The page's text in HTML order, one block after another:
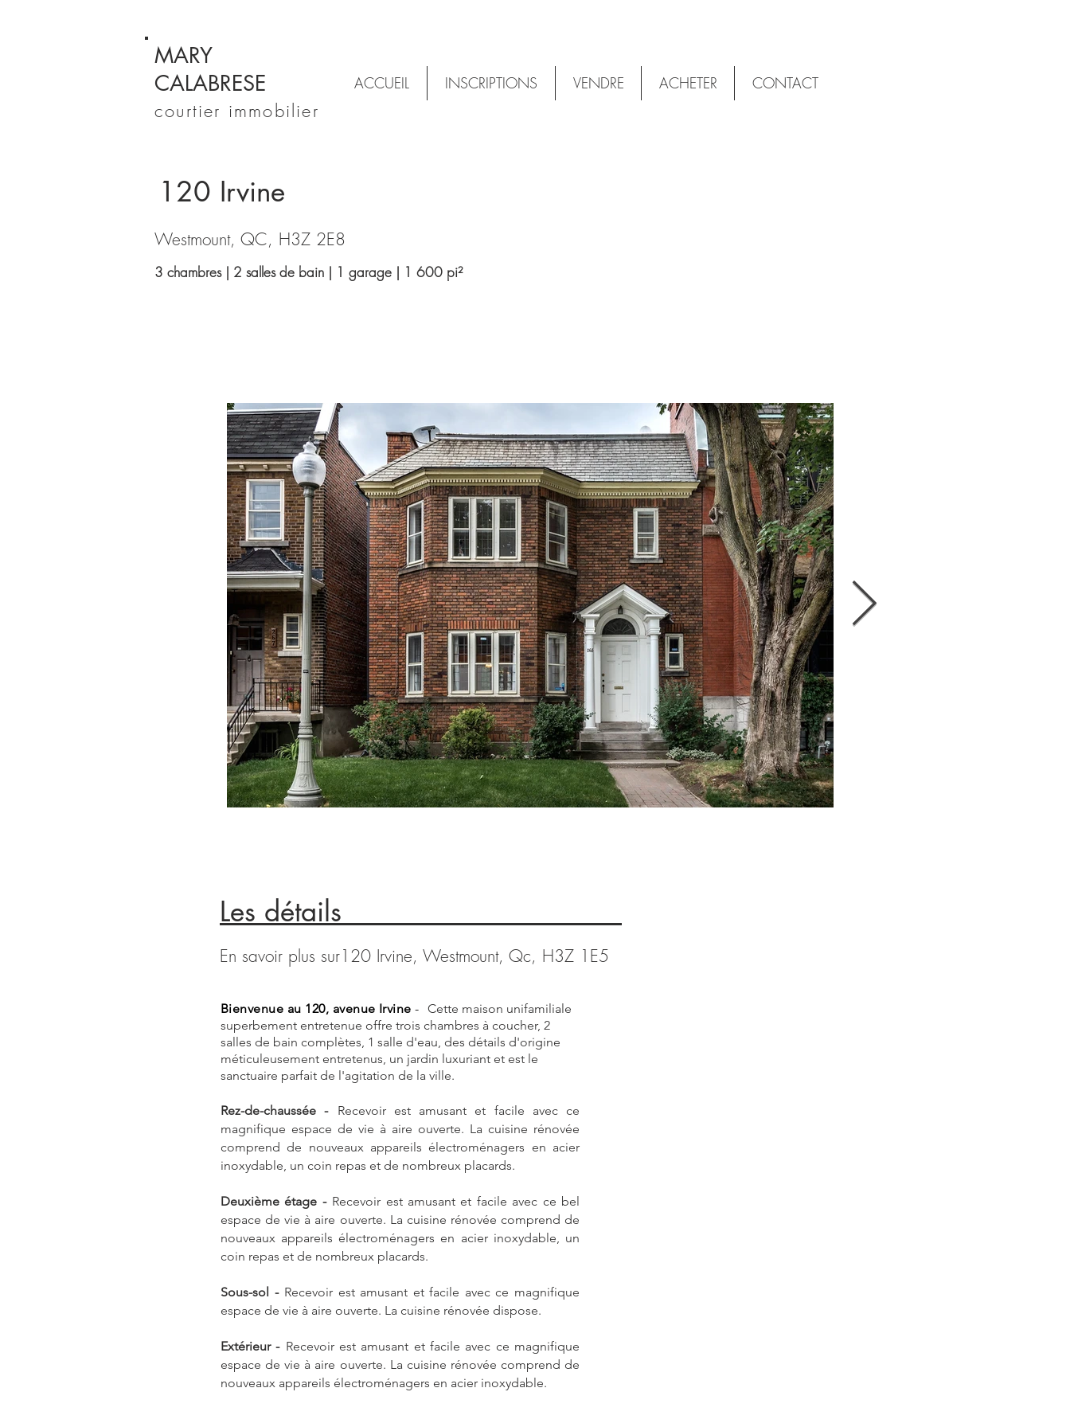
MARY
CALABRESE
courtier immobilier
ACCUEIL INSCRIPTIONS VENDRE ACHETER CONTACT
120 Irvine
Westmount, QC, H3Z 2E8
3 chambres | 2 salles de bain | 1 garage | 1 600 pi²
Les détails
En savoir plus sur120 Irvine, Westmount, Qc, H3Z 1E5
Bienvenue au 120, avenue Irvine - Cette maison unifamiliale
superbement entretenue offre trois chambres à coucher, 2
salles de bain complètes, 1 salle d'eau, des détails d'origine
méticuleusement entretenus, un jardin luxuriant et est le
sanctuaire parfait de l'agitation de la ville.
Rez-de-chaussée -
Recevoir est amusant et facile avec ce
magnifique espace de vie à aire ouverte. La cuisine rénovée
comprend de nouveaux appareils électroménagers en acier
inoxydable, un coin repas et de nombreux placards.
Deuxième étage - Recevoir est amusant et facile avec ce bel
espace de vie à aire ouverte. La cuisine rénovée comprend de
nouveaux appareils électroménagers en acier inoxydable, un
coin repas et de nombreux placards.
Sous-sol - Recevoir est amusant et facile avec ce magnifique
espace de vie à aire ouverte. La cuisine rénovée dispose.
Extérieur - Recevoir est amusant et facile avec ce magnifique
espace de vie à aire ouverte. La cuisine rénovée comprend de
nouveaux appareils électroménagers en acier inoxydable.